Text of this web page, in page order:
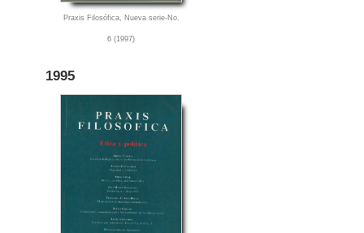
Praxis Filosófica, Nueva serie-No.
6 (1997)
1995